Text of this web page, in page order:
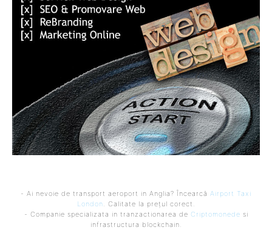
- Ai nevoie de transport aeroport in Anglia? Încearcă Airport Taxi
London . Calitate la prețul corect.
- Companie specializata in tranzactionarea de Criptomonede si
infrastructura blockchain.